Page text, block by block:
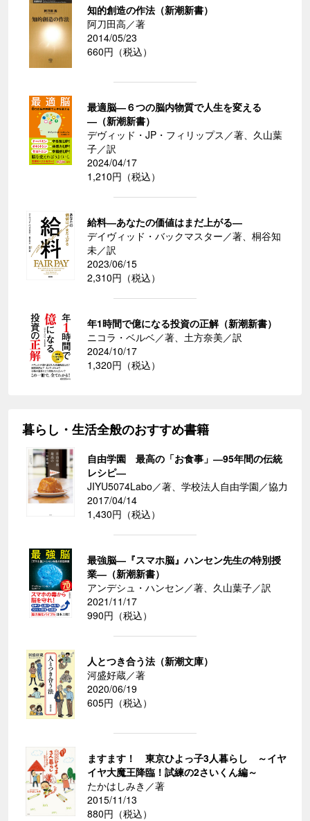
知的創造の作法（新潮新書）
阿刀田高／著
2014/05/23
660円（税込）
最適脳―６つの脳内物質で人生を変える
―（新潮新書）
デヴィッド・JP・フィリップス／著、久山葉
子／訳
2024/04/17
1,210円（税込）
給料―あなたの価値はまだ上がる―
デイヴィッド・バックマスター／著、桐谷知
未／訳
2023/06/15
2,310円（税込）
年1時間で億になる投資の正解（新潮新書）
ニコラ・ベルベ／著、土方奈美／訳
2024/10/17
1,320円（税込）
暮らし・生活全般のおすすめ書籍
自由学園 最高の「お食事」―95年間の伝統
レシピ―
JIYU5074Labo／著、学校法人自由学園／協力
2017/04/14
1,430円（税込）
最強脳―『スマホ脳』ハンセン先生の特別授
業―（新潮新書）
アンデシュ・ハンセン／著、久山葉子／訳
2021/11/17
990円（税込）
人とつき合う法（新潮文庫）
河盛好蔵／著
2020/06/19
605円（税込）
ますます！ 東京ひよっ子3人暮らし ～イヤ
イヤ大魔王降臨！試練の2さいくん編～
たかはしみき／著
2015/11/13
880円（税込）